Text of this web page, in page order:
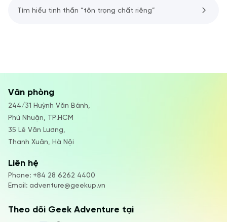
Tìm hiểu tinh thần “tôn trọng chất riêng”
Văn phòng
244/31 Huỳnh Văn Bánh,
Phú Nhuận, TP.HCM
35 Lê Văn Lương,
Thanh Xuân, Hà Nội
Liên hệ
Phone: +84 28 6262 4400
Email: adventure@geekup.vn
Theo dõi Geek Adventure tại